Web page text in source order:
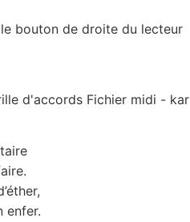
bouton de droite du lecteur
d'accords Fichier midi - kar
enfer.